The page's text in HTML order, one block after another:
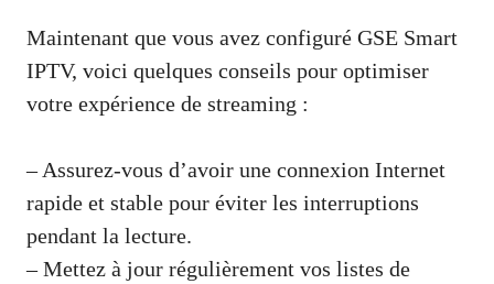
Maintenant que vous avez configuré GSE Smart
IPTV, voici quelques conseils pour optimiser
votre expérience de streaming :
– Assurez-vous d’avoir une connexion Internet
rapide et stable pour éviter les interruptions
pendant la lecture.
– Mettez à jour régulièrement vos listes de